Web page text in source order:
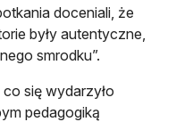
doceniali, że
były autentyczne,
smrodku”.
się wydarzyło
pedagogiką